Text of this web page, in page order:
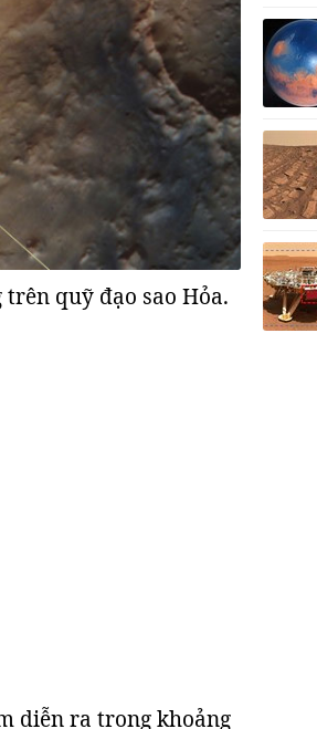
quỹ đạo sao Hỏa.
diễn ra trong khoảng